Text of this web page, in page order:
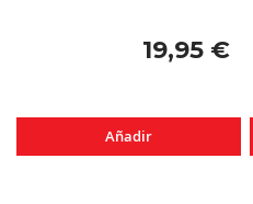
19,95 €
Añadir